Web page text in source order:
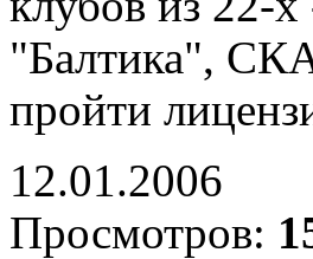
"Балтика",
пройти
12.01.2006
Просмотров: